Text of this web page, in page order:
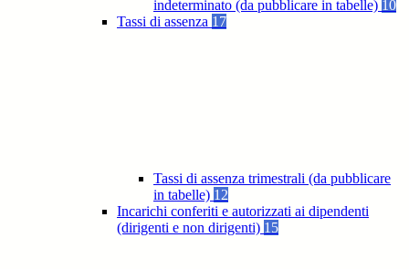
indeterminato (da pubblicare in tabelle) 10
Tassi di assenza 17
Tassi di assenza trimestrali (da pubblicare
in tabelle) 12
Incarichi conferiti e autorizzati ai dipendenti
(dirigenti e non dirigenti) 15